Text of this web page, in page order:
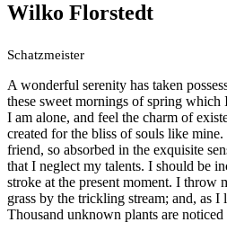
Wilko Florstedt
Schatzmeister
A wonderful serenity has taken
these sweet mornings of spring
I am alone, and feel the charm of
created for the bliss of souls like
friend, so absorbed in the exquisite
that I neglect my talents. I should be
stroke at the present moment. I throw
grass by the trickling stream; and, as I
Thousand unknown plants are noticed